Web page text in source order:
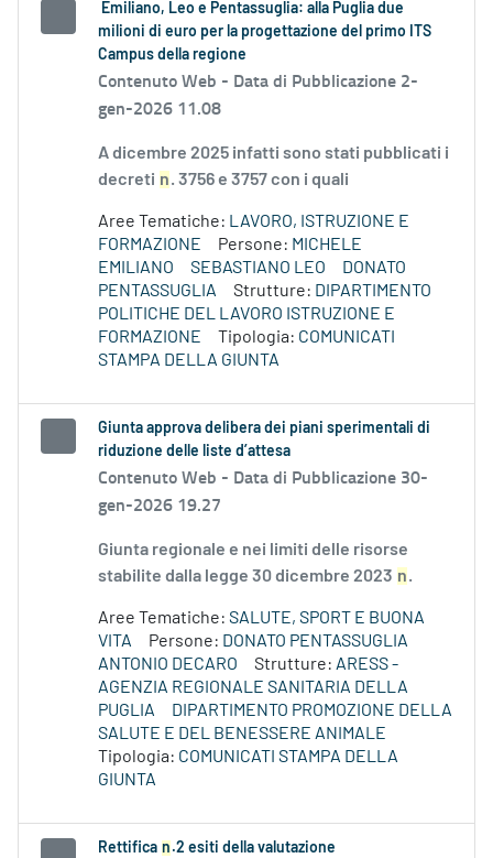
Emiliano, Leo e Pentassuglia: alla Puglia due
milioni di euro per la progettazione del primo ITS
Campus della regione
Contenuto Web - Data di Pubblicazione 2-
gen-2026 11.08
A dicembre 2025 infatti sono stati pubblicati i
decreti n. 3756 e 3757 con i quali
Aree Tematiche: LAVORO, ISTRUZIONE E
FORMAZIONE
Persone: MICHELE
EMILIANO
SEBASTIANO LEO
DONATO
PENTASSUGLIA
Strutture: DIPARTIMENTO
POLITICHE DEL LAVORO ISTRUZIONE E
FORMAZIONE
Tipologia: COMUNICATI
STAMPA DELLA GIUNTA
Giunta approva delibera dei piani sperimentali di
riduzione delle liste d’attesa
Contenuto Web - Data di Pubblicazione 30-
gen-2026 19.27
Giunta regionale e nei limiti delle risorse
stabilite dalla legge 30 dicembre 2023 n.
Aree Tematiche: SALUTE, SPORT E BUONA
VITA
Persone: DONATO PENTASSUGLIA
ANTONIO DECARO
Strutture: ARESS -
AGENZIA REGIONALE SANITARIA DELLA
PUGLIA
DIPARTIMENTO PROMOZIONE DELLA
SALUTE E DEL BENESSERE ANIMALE
Tipologia: COMUNICATI STAMPA DELLA
GIUNTA
Rettifica n .2 esiti della valutazione